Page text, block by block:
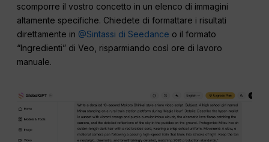
scomporre il vostro concetto in un elenco di immagini
altamente specifiche. Chiedete di formattare i risultati
direttamente in @Sintassi di Seedance o il formato
“Ingredienti” di Veo, risparmiando così ore di lavoro
manuale.